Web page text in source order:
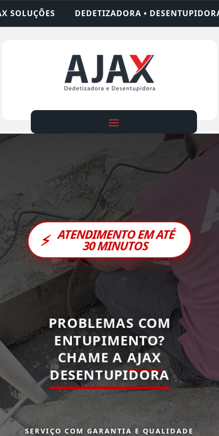
• DESENTUPIDORA • LIMPEZA DE
⚡ ATENDIMENTO EM ATÉ
30 MINUTOS
PROBLEMAS COM
ENTUPIMENTO?
CHAME A AJAX
DESENTUPIDORA
SERVIÇO COM GARANTIA E QUALIDADE